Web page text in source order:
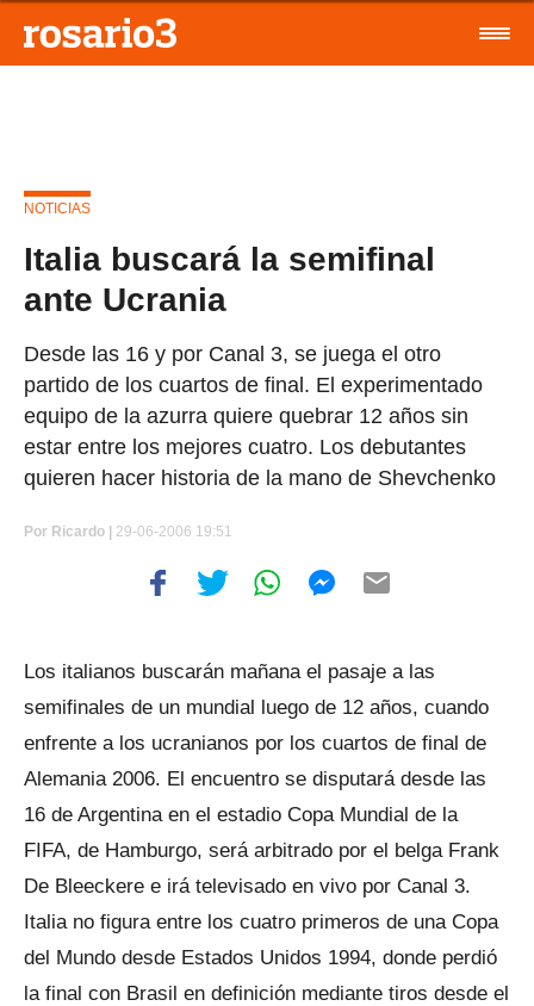
NOTICIAS
Italia buscará la semifinal
ante Ucrania
Desde las 16 y por Canal 3, se juega el otro
partido de los cuartos de final. El experimentado
equipo de la azurra quiere quebrar 12 años sin
estar entre los mejores cuatro. Los debutantes
quieren hacer historia de la mano de Shevchenko
Por Ricardo | 29-06-2006 19:51
Los italianos buscarán mañana el pasaje a las
semifinales de un mundial luego de 12 años, cuando
enfrente a los ucranianos por los cuartos de final de
Alemania 2006. El encuentro se disputará desde las
16 de Argentina en el estadio Copa Mundial de la
FIFA, de Hamburgo, será arbitrado por el belga Frank
De Bleeckere e irá televisado en vivo por Canal 3.
Italia no figura entre los cuatro primeros de una Copa
del Mundo desde Estados Unidos 1994, donde perdió
la final con Brasil en definición mediante tiros desde el